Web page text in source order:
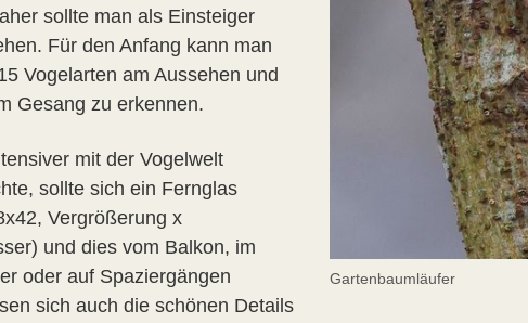
Gartenbaumläufer
sollte man als Einsteiger
Für den Anfang kann man
Vogelarten am Aussehen und
Gesang zu erkennen.
mit der Vogelwelt
sollte sich ein Fernglas
Vergrößerung x
und dies vom Balkon, im
oder auf Spaziergängen
sich auch die schönen Details